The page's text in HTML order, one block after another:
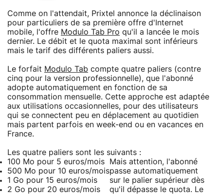
Comme on l'attendait, Prixtel annonce la déclinaison
pour particuliers de sa première offre d'Internet
mobile, l'offre Modulo Tab Pro qu'il a lancée le mois
dernier. Le débit et le quota maximal sont inférieurs
mais le tarif des différents paliers aussi.
Le forfait Modulo Tab compte quatre paliers (contre
cinq pour la version professionnelle), que l'abonné
adopte automatiquement en fonction de sa
consommation mensuelle. Cette approche est adaptée
aux utilisations occasionnelles, pour des utilisateurs
qui se connectent peu en déplacement au quotidien
mais partent parfois en week-end ou en vacances en
France.
Les quatre paliers sont les suivants :
100 Mo pour 5 euros/mois
500 Mo pour 10 euros/mois
1 Go pour 15 euros/mois
2 Go pour 20 euros/mois
Mais attention, l'abonné
passe automatiquement
sur le palier supérieur dès
qu'il dépasse le quota. Le